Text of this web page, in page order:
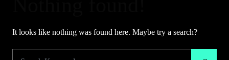
It looks like nothing was found here. Maybe try a search?